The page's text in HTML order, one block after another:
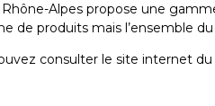
Rhône-Alpes propose une
de produits mais l’ensemble
consulter le site internet du